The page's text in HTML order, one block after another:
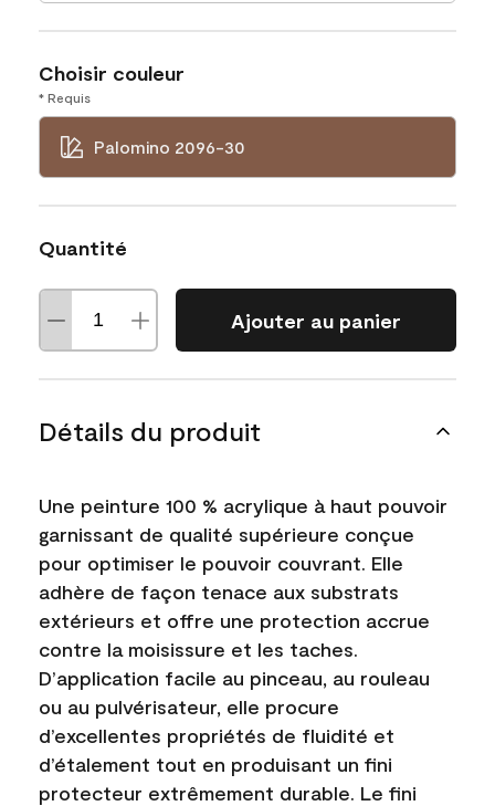
Choisir couleur
* Requis
Palomino 2096-30
Quantité
Ajouter au panier
Détails du produit
Une peinture 100 % acrylique à haut pouvoir
garnissant de qualité supérieure conçue
pour optimiser le pouvoir couvrant. Elle
adhère de façon tenace aux substrats
extérieurs et offre une protection accrue
contre la moisissure et les taches.
D’application facile au pinceau, au rouleau
ou au pulvérisateur, elle procure
d’excellentes propriétés de fluidité et
d’étalement tout en produisant un fini
protecteur extrêmement durable. Le fini